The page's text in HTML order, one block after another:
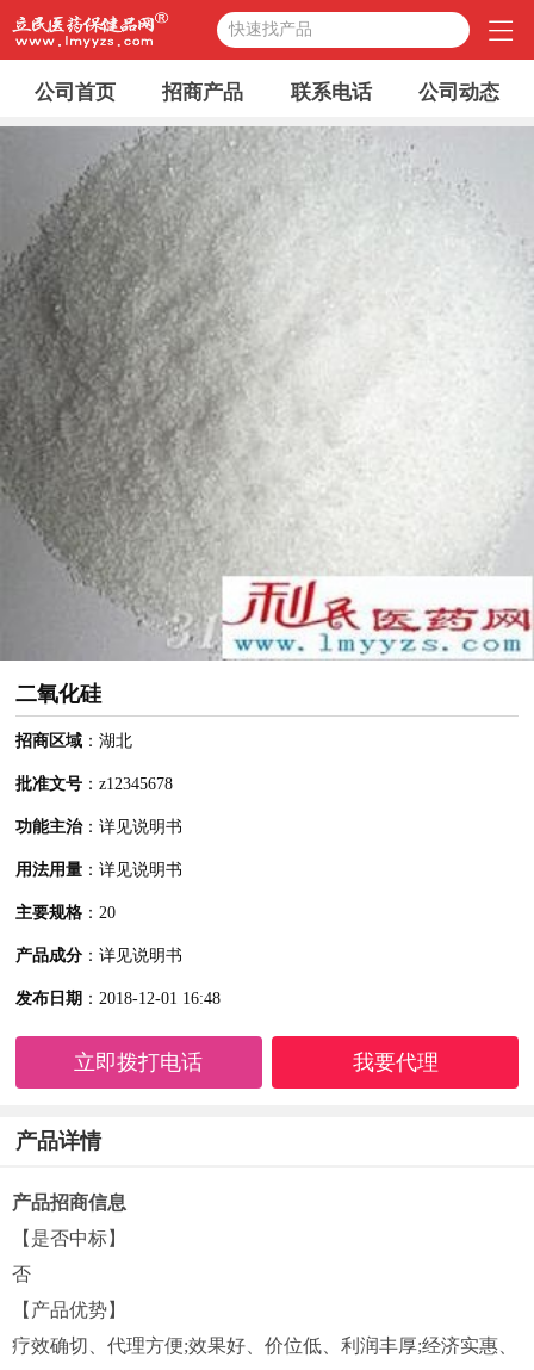
快速找产品
公司首页 招商产品 联系电话 公司动态
二氧化硅
招商区域 ：湖北
批准文号 ：z12345678
功能主治：详见说明书
用法用量 ：详见说明书
主要规格 ：20
产品成分 ：详见说明书
发布日期 ：2018-12-01 16:48
立即拨打电话 我要代理
产品详情
产品招商信息
【是否中标】
否
【产品优势】
疗效确切、代理方便;效果好、价位低、利润丰厚;经济实惠、